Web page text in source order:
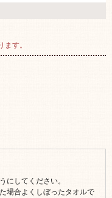
す。
にしてください。
場合よくしぼったタオルで